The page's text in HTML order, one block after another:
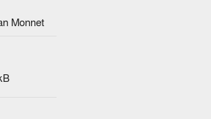
Monnet